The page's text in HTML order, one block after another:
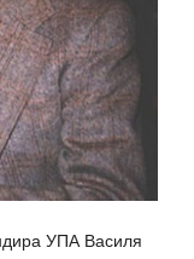
УПА Василя